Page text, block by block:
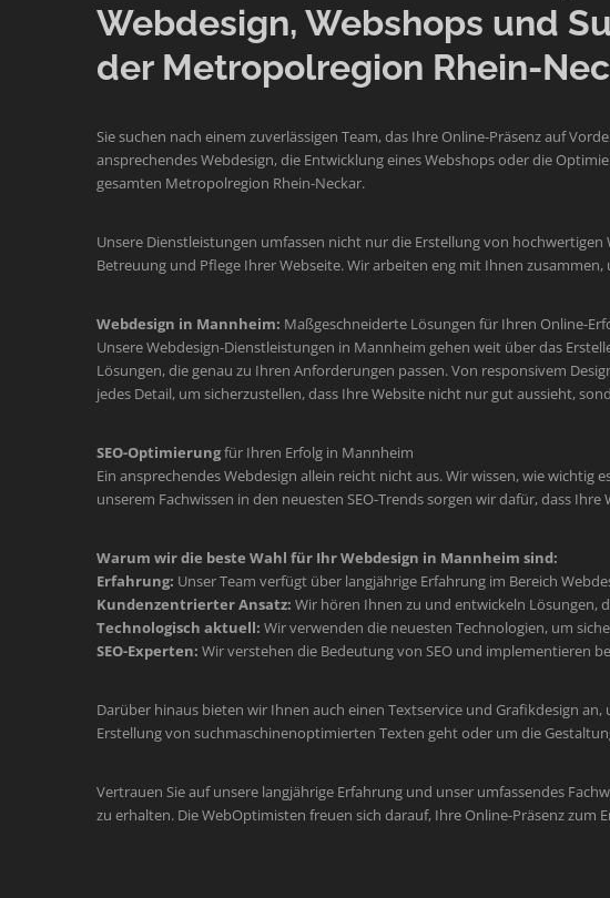
Webdesign, Webshops und
der Metropolregion Rhein-
Sie suchen nach einem zuverlässigen Team, das Ihre Online-Präsenz auf
ansprechendes Webdesign, die Entwicklung eines Webshops oder die
gesamten Metropolregion Rhein-Neckar.
Unsere Dienstleistungen umfassen nicht nur die Erstellung von
Betreuung und Pflege Ihrer Webseite. Wir arbeiten eng mit Ihnen
Webdesign in Mannheim: Maßgeschneiderte Lösungen für Ihren Online-
Unsere Webdesign-Dienstleistungen in Mannheim gehen weit über das
Lösungen, die genau zu Ihren Anforderungen passen. Von responsivem
jedes Detail, um sicherzustellen, dass Ihre Website nicht nur gut aussieht,
SEO-Optimierungfür Ihren Erfolg in Mannheim
Ein ansprechendes Webdesign allein reicht nicht aus. Wir wissen, wie
unserem Fachwissen in den neuesten SEO-Trends sorgen wir dafür, dass
Warum wir die beste Wahl für Ihr Webdesign in Mannheim sind:
Erfahrung: Unser Team verfügt über langjährige Erfahrung im Bereich
Kundenzentrierter Ansatz: Wir hören Ihnen zu und entwickeln Lösungen,
Technologisch aktuell: Wir verwenden die neuesten Technologien, um
SEO-Experten: Wir verstehen die Bedeutung von SEO und implementieren
Darüber hinaus bieten wir Ihnen auch einen Textservice und Grafikdesign
Erstellung von suchmaschinenoptimierten Texten geht oder um die
Vertrauen Sie auf unsere langjährige Erfahrung und unser umfassendes
zu erhalten. Die WebOptimisten freuen sich darauf, Ihre Online-Präsenz zum